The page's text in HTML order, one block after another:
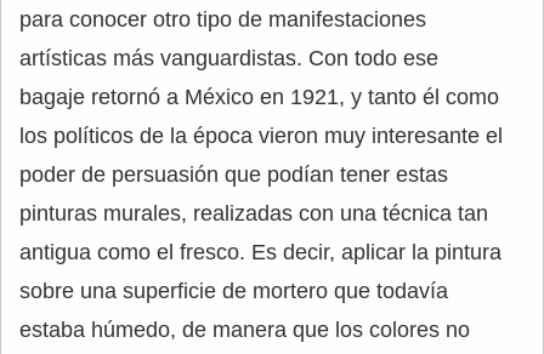
para conocer otro tipo de manifestaciones
artísticas más vanguardistas. Con todo ese
bagaje retornó a México en 1921, y tanto él como
los políticos de la época vieron muy interesante el
poder de persuasión que podían tener estas
pinturas murales, realizadas con una técnica tan
antigua como el fresco. Es decir, aplicar la pintura
sobre una superficie de mortero que todavía
estaba húmedo, de manera que los colores no